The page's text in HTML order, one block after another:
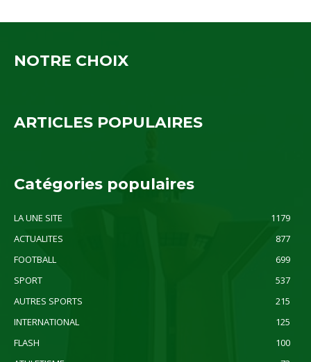
NOTRE CHOIX
ARTICLES POPULAIRES
Catégories populaires
LA UNE SITE
1179
ACTUALITES
877
FOOTBALL
699
SPORT
537
AUTRES SPORTS
215
INTERNATIONAL
125
FLASH
100